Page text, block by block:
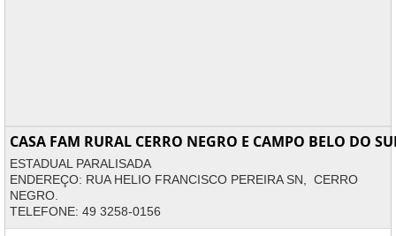
CASA FAM RURAL CERRO NEGRO E CAMPO BELO DO
ESTADUAL PARALISADA
ENDEREÇO: RUA HELIO FRANCISCO PEREIRA SN, CERRO
NEGRO.
TELEFONE: 49 3258-0156